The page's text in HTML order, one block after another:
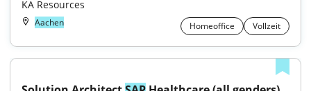
KA Resources
Aachen Homeoffice Vollzeit